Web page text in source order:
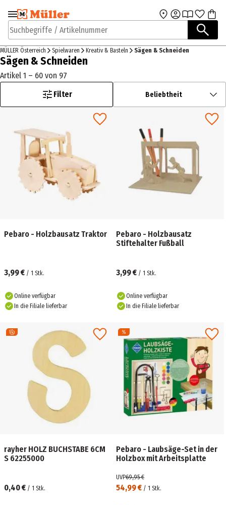
Zur Navigation
springen
Zum Hauptinhalt
Suchbegriffe / Artikelnummer
MÜLLER Österreich Spielwaren Kreativ & Basteln Sägen & Schneiden
Sägen & Schneiden
Artikel 1 – 60 von 97
Filter
Beliebtheit
Pebaro - Holzbausatz Traktor
3,99 € / 1 Stk.
Online verfügbar
In die Filiale lieferbar
Pebaro - Holzbausatz
Stiftehalter Fußball
3,99 € / 1 Stk.
Online verfügbar
In die Filiale lieferbar
rayher HOLZ BUCHSTABE 6CM
S 62255000
0,40 € / 1 Stk.
Pebaro - Laubsäge-Set in der
Holzbox mit Arbeitsplatte
54,99 € / 1 Stk.
UVP69,95 €